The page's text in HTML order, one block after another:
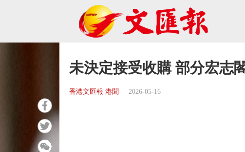
未決定接受收購 部分宏志
香港文匯報 港聞 2026-05-16